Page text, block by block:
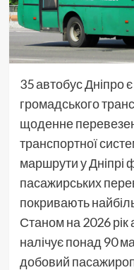
35 автобус Дніпро
громадського
щоденне
транспортної
маршрути у Дніпрі
пасажирських
покривають
Станом на 2026 рік
налічує понад 90
добовий